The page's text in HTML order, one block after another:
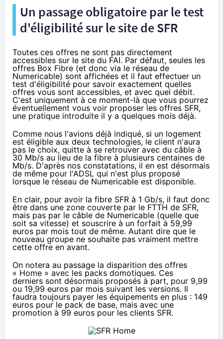
Un passage obligatoire par le test
d'éligibilité sur le site deSFR
Toutes ces offres ne sont pas directement
accessibles sur le site du FAI. Par défaut, seules les
offres Box Fibre (et donc via le réseau de
Numericable) sont affichées et il faut effectuer un
test d'éligibilité pour savoir exactement quelles
offres vous sont accessibles, et avec quel débit.
C'est uniquement à ce moment-là que vous pourrez
éventuellement vous voir proposer les offres SFR,
une pratique introduite il y a quelques mois déjà.
Comme nous l'avions déjà indiqué, si un logement
est éligible aux deux technologies, le client n'aura
pas le choix, quitte à se retrouver avec du câble à
30 Mb/s au lieu de la fibre à plusieurs centaines de
Mb/s. D'après nos constatations, il en est désormais
de même pour l'ADSL qui n'est plus proposé
lorsque le réseau de Numericable est disponible.
En clair, pour avoir la fibre SFR à 1 Gb/s, il faut donc
être dans une zone couverte par le FTTH de SFR,
mais pas par le câble de Numericable (quelle que
soit sa vitesse) et souscrire à un forfait à 59,99
euros par mois tout de même. Autant dire que le
nouveau groupe ne souhaite pas vraiment mettre
cette offre en avant.
On notera au passage la disparition des offres
« Home » avec les packs domotiques. Ces
derniers sont désormais proposés à part, pour 9,99
ou 19,99 euros par mois suivant les versions. Il
faudra toujours payer les équipements en plus : 149
euros pour le pack de base, mais avec une
promotion à 99 euros pour les clients SFR.